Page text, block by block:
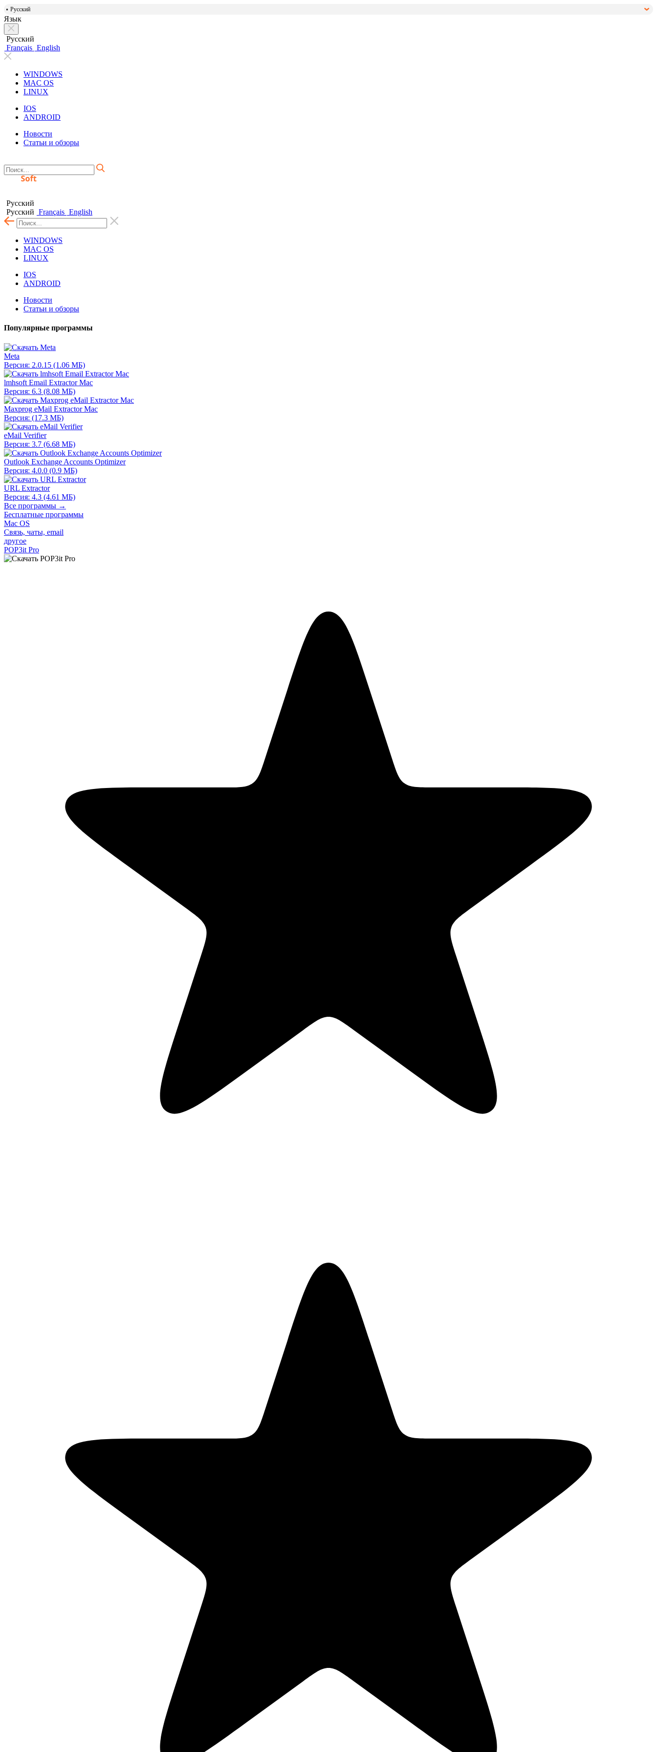
Русский
Язык
Русский
Français English
WINDOWS
MAC OS
LINUX
IOS
ANDROID
Новости
Статьи и обзоры
Русский
Русский Français English
WINDOWS
MAC OS
LINUX
IOS
ANDROID
Новости
Статьи и обзоры
Популярные программы
Meta
Версия: 2.0.15 (1.06 МБ)
lmhsoft Email Extractor Mac
Версия: 6.3 (8.08 МБ)
Maxprog eMail Extractor Mac
Версия: (17.3 МБ)
eMail Verifier
Версия: 3.7 (6.68 МБ)
Outlook Exchange Accounts Optimizer
Версия: 4.0.0 (0.9 МБ)
URL Extractor
Версия: 4.3 (4.61 МБ)
Все программы →
Бесплатные программы
Mac OS
Связь, чаты, email
другое
POP3it Pro